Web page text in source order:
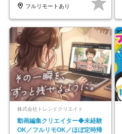
フルリモートあり
株式会社トレンドクリエイト
動画編集クリエイター◆未経験
OK／フルリモOK／ほぼ定時帰